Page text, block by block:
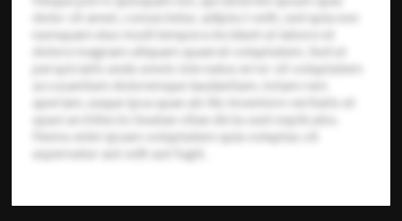
dolor sit amet, consectetur, adipisci velit, sed quia non
numquam eius modi tempora incidunt ut labore et
dolore magnam aliquam quaerat voluptatem. Sed ut
perspiciatis unde omnis iste natus error sit voluptatem
accusantium doloremque laudantium, totam rem
aperiam, eaque ipsa quae ab illo inventore veritatis et
quasi architecto beatae vitae dicta sunt explicabo.
Nemo enim ipsam voluptatem quia voluptas sit
aspernatur aut odit aut fugit,